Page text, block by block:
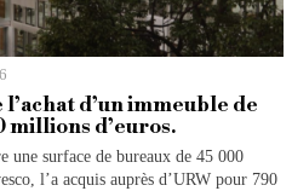
d’un immeuble de
millions d’euros.
une surface de bureaux de 45 000
l’a acquis auprès d’URW pour 790